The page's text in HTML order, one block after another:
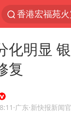
伊斯兰版北
四川宜宾3.4级
化明显
复
·广东